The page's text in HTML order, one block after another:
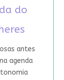
do
antes
agenda